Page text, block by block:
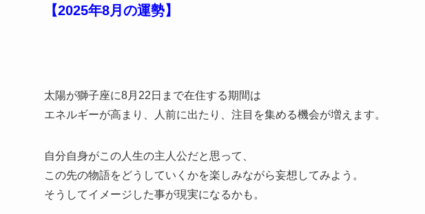
【2025年8月の運勢】
太陽が獅子座に8月22日まで在住する期間は
エネルギーが高まり、人前に出たり、注目を集める機会が増えます。
自分自身がこの人生の主人公だと思って、
この先の物語をどうしていくかを楽しみながら妄想してみよう。
そうしてイメージした事が現実になるかも。